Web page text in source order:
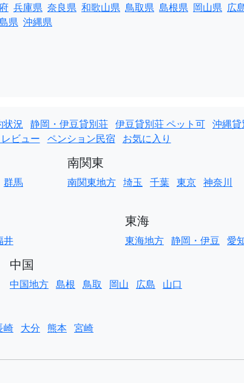
兵庫県 奈良県 和歌山県 鳥取県 島根県 岡山県 広
県 沖縄県
状況 静岡・伊豆貸別荘 伊豆貸別荘 ペット可 沖縄
ビュー ペンション民宿 お気に入り
群馬
南関東
南関東地方 埼玉 千葉 東京 神奈川
井
東海
東海地方 静岡・伊豆 愛
中国
中国地方 島根 鳥取 岡山 広島 山口
崎 大分 熊本 宮崎